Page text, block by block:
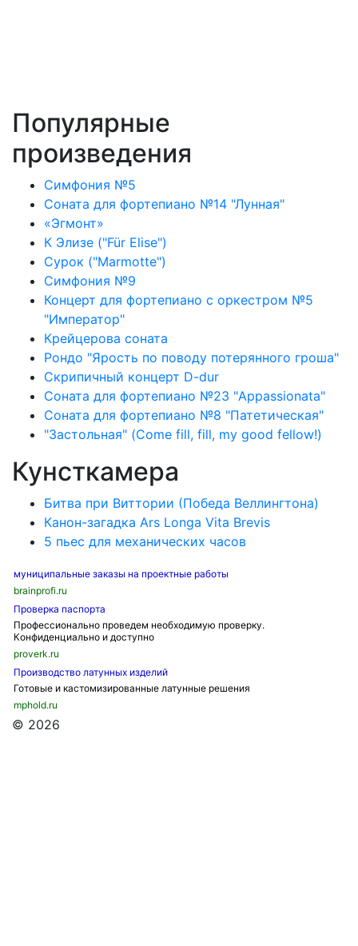
Популярные
произведения
Симфония №5
Соната для фортепиано №14 "Лунная"
«Эгмонт»
К Элизе ("Für Elise")
Сурок ("Marmotte")
Симфония №9
Концерт для фортепиано с оркестром №5
"Император"
Крейцерова соната
Рондо "Ярость по поводу потерянного гроша"
Скрипичный концерт D-dur
Соната для фортепиано №23 "Appassionata"
Соната для фортепиано №8 "Патетическая"
"Застольная" (Come fill, fill, my good fellow!)
Кунсткамера
Битва при Виттории (Победа Веллингтона)
Канон-загадка Ars Longa Vita Brevis
5 пьес для механических часов
муниципальные заказы на проектные работы
brainprofi.ru
Проверка паспорта
Профессионально проведем необходимую проверку.
Конфиденциально и доступно
proverk.ru
Производство латунных изделий
Готовые и кастомизированные латунные решения
mphold.ru
© 2026